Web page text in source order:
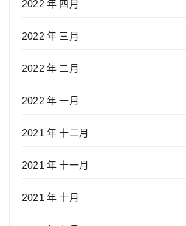
2022 年 四月
2022 年 三月
2022 年 二月
2022 年 一月
2021 年 十二月
2021 年 十一月
2021 年 十月